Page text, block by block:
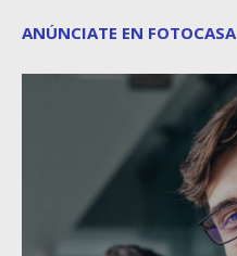
ANÚNCIATE EN FOTOCASA